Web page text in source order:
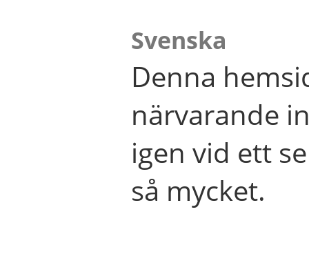
Svenska
Denna
närvarande
igen vid ett
så mycket.